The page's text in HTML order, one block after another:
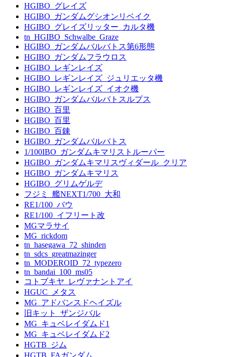
HGIBO_グレイズ
HGIBO_ガンダムグシオンリベイク
HGIBO_グレイズリッター_カルタ機
tn_HGIBO_Schwalbe_Graze
HGIBO_ガンダムバルバトス第6形態
HGIBO_ガンダムフラウロス
HGIBO_レギンレイズ
HGIBO_レギンレイズ_ジュリエッタ機
HGIBO_レギンレイズ_イオク機
HGIBO_ガンダムバルバトスルプス
HGIBO_百里
HGIBO_百里
HGIBO_百錬
HGIBO_ガンダムバルバトス
1/100IBO_ガンダムキマリストルーパー
HGIBO_ガンダムキマリスヴィダール_クリア
HGIBO_ガンダムキマリス
HGIBO_グリムゲルデ
フジミ_艦NEXT1/700_大和
RE1/100_バウ
RE1/100_イフリート改
MGマラサイ
MG_rickdom
tn_hasegawa_72_shinden
tn_sdcs_greatmazinger
tn_MODEROID_72_typezero
tn_bandai_100_ms05
コトブキヤ_レヴァナントアイ
HGUC_メタス
MG_アドバンスドヘイズル
旧キット_ザンジバル
MG_キュベレイダムド1
MG_キュベレイダムド2
HGTB_ジム